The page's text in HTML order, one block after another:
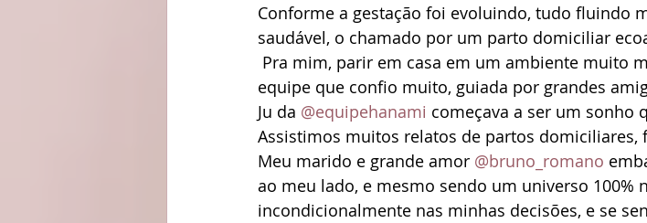
Conforme a gestação foi evoluindo, tudo fluindo
saudável, o chamado por um parto domiciliar
equipe que confio muito, guiada por grandes
Ju da @equipehanami começava a ser um sonho
Assistimos muitos relatos de partos domiciliares,
Meu marido e grande amor @bruno_romano
ao meu lado, e mesmo sendo um universo 100%
incondicionalmente nas minhas decisões, e se